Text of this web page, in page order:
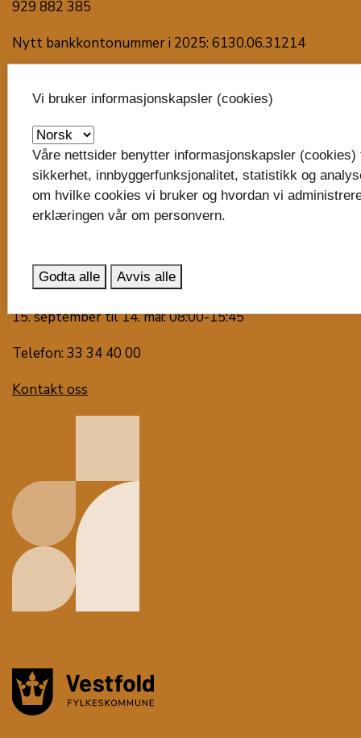
929 882 385
Nytt bankkontonummer i 2025: 6130.06.31214
Svend Foyns gate 9
3126 Tønsberg
Våre virksomheter
15. mai til 14. september: 08:00-15:00
15. september til 14. mai: 08:00-15:45
Telefon: 33 34 40 00
Kontakt oss
Vi bruker informasjonskapsler (cookies)
Våre nettsider benytter informasjonskapsler (cookies)
sikkerhet, innbyggerfunksjonalitet, statistikk og
om hvilke cookies vi bruker og hvordan vi
erklæringen vår om personvern.
Godta alle Avvis alle